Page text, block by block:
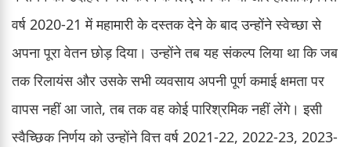
वर्ष 2020-21 में महामारी के दस्तक देने के बाद उन्होंने स्वेच्छा से
अपना पूरा वेतन छोड़ दिया। उन्होंने तब यह संकल्प लिया था कि जब
तक रिलायंस और उसके सभी व्यवसाय अपनी पूर्ण कमाई क्षमता पर
वापस नहीं आ जाते, तब तक वह कोई पारिश्रमिक नहीं लेंगे। इसी
स्वैच्छिक निर्णय को उन्होंने वित्त वर्ष 2021-22, 2022-23, 2023-